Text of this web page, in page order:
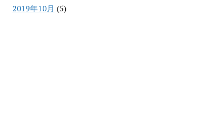
2019年10月 (5)